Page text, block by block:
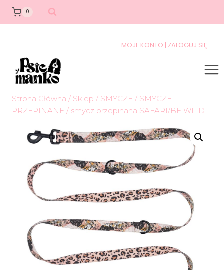
0
MOJE KONTO | ZALOGUJ SIĘ
Strona Główna / Sklep / SMYCZE / SMYCZE
PRZEPINANE / smycz przepinana SAFARI/BE WILD